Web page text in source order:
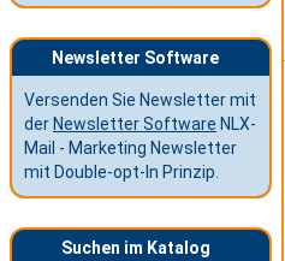
Newsletter Software
Versenden Sie Newsletter mit
der Newsletter Software NLX-
Mail - Marketing Newsletter
mit Double-opt-In Prinzip.
Suchen im Katalog